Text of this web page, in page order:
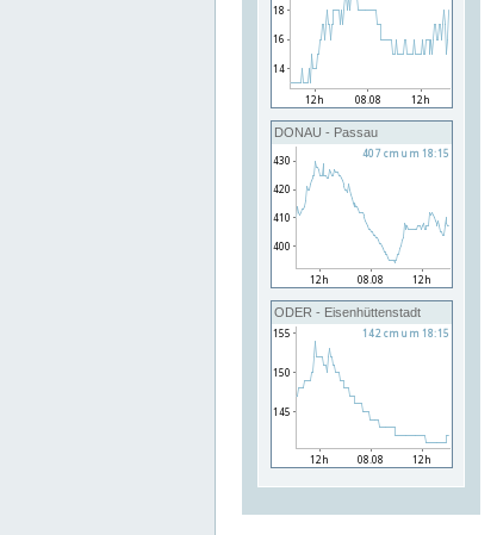
DONAU - Passau
ODER - Eisenhüttenstadt